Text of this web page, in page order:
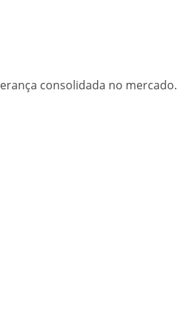
consolidada no mercado.